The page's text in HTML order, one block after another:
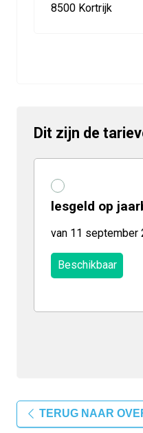
8500 Kortrijk
Dit zijn de
lesgeld op
van 11 september
Beschikbaar
TERUG NAAR